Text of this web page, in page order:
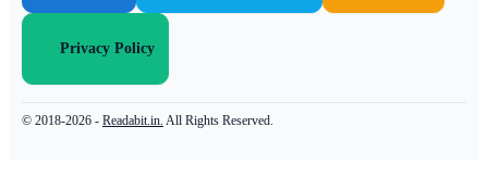
Privacy Policy
© 2018-2026 - Readabit.in. All Rights Reserved.